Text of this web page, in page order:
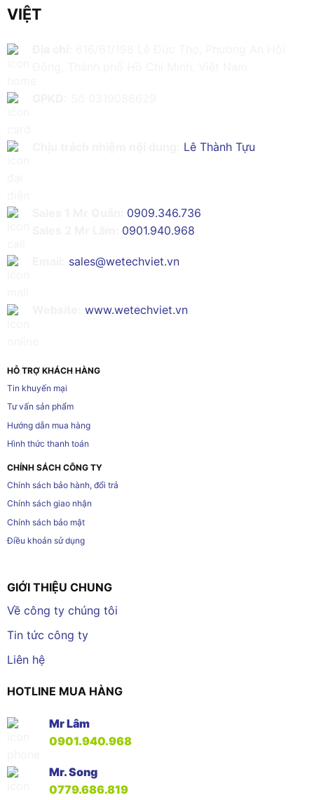
VIỆT
Lê Thành Tựu
0909.346.736
0901.940.968
sales@wetechviet.vn
www.wetechviet.vn
HỖ TRỢ KHÁCH HÀNG
Tin khuyến mại
Tư vấn sản phẩm
Hướng dẫn mua hàng
Hình thức thanh toán
CHÍNH SÁCH CÔNG TY
Chính sách bảo hành, đổi trả
Chính sách giao nhận
Chính sách bảo mật
Điều khoản sử dụng
GIỚI THIỆU CHUNG
Về công ty chúng tôi
Tin tức công ty
Liên hệ
HOTLINE MUA HÀNG
Mr Lâm
0901.940.968
Mr. Song
0779.686.819